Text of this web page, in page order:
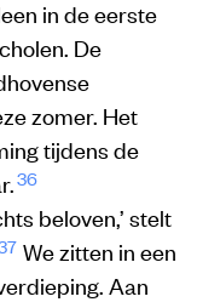
in de eerste
De
zomer. Het
tijdens de
36
beloven,’ stelt
We zitten in een
Aan